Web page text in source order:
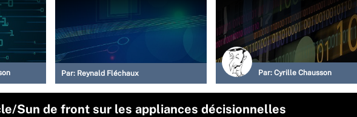
Par: Reynald Fléchaux Par: Cyrille Chausson
Sun de front sur les appliances décisionnelles